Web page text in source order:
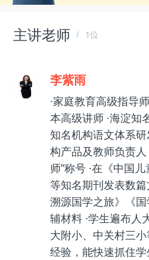
主讲老师 1位
李紫雨
·家庭教育高级指导
本高级讲师 ·海淀知
知名机构语文体系
构产品及教师负责人
师”称号 ·在《中国
等知名期刊发表数
溯源国学之旅》《
辅材料 ·学生遍布人
大附小、中关村三
经验，能快速抓住